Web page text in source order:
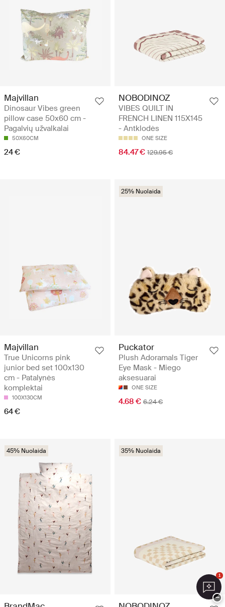
Majvillan
Dinosaur Vibes green
pillow case 50x60 cm -
Pagalvių užvalkalai
50X60CM
24 €
NOBODINOZ
VIBES QUILT IN
FRENCH LINEN 115X145
- Antklodės
ONE SIZE
84.47 € 129.95 €
Majvillan
True Unicorns pink
junior bed set 100x130
cm - Patalynės
komplektai
100X130CM
64 €
25% Nuolaida
Puckator
Plush Adoramals Tiger
Eye Mask - Miego
aksesuarai
ONE SIZE
4.68 € 6.24 €
45% Nuolaida 35% Nuolaida
1
−